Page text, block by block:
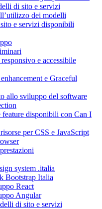
di sito e servizi
dei modelli
e servizi disponibili
e accessibile
e Graceful
allo sviluppo del software
feature disponibili con Can I
per CSS e JavaScript
system .italia
Bootstrap Italia
React
Angular
di sito e servizi